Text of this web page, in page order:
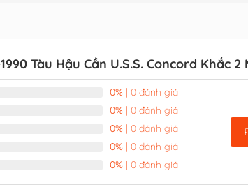
Tàu Hậu Cần U.S.S. Concord Khắc 2
0% | 0 đánh giá
0% | 0 đánh giá
0% | 0 đánh giá
0% | 0 đánh giá
0% | 0 đánh giá